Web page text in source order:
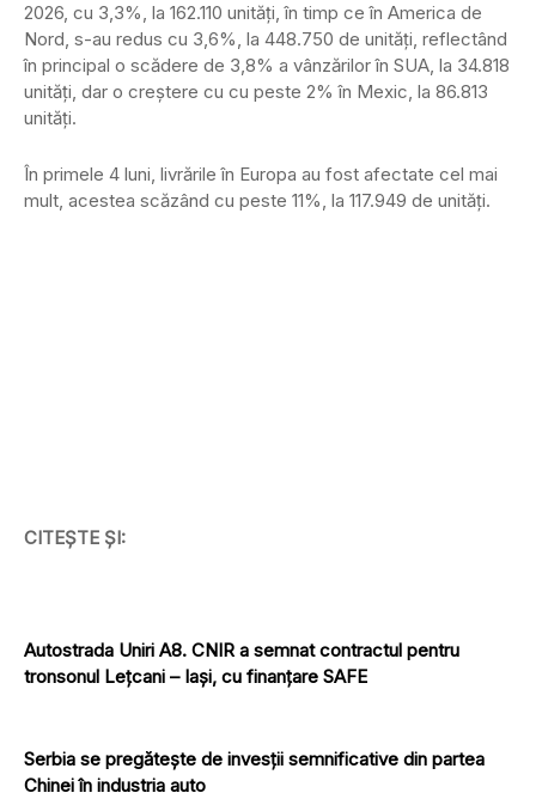
2026, cu 3,3%, la 162.110 unități, în timp ce în America de
Nord, s-au redus cu 3,6%, la 448.750 de unități, reflectând
în principal o scădere de 3,8% a vânzărilor în SUA, la 34.818
unități, dar o creștere cu cu peste 2% în Mexic, la 86.813
unități.
În primele 4 luni, livrările în Europa au fost afectate cel mai
mult, acestea scăzând cu peste 11%, la 117.949 de unități.
CITEȘTE ȘI:
Autostrada Uniri A8. CNIR a semnat contractul pentru
tronsonul Lețcani – Iași, cu finanțare SAFE
Serbia se pregătește de invesții semnificative din partea
Chinei în industria auto